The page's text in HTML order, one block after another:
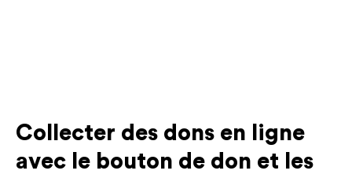
Collecter des dons en ligne
avec le bouton de don et les